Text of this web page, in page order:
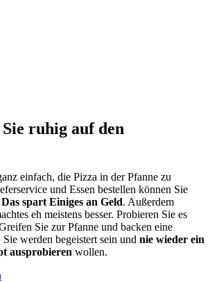
ruhig auf den
einfach, die Pizza in der Pfanne zu
und Essen bestellen können Sie
Das spart Einiges an Geld. Außerdem
eh meistens besser. Probieren Sie es
Sie zur Pfanne und backen eine
werden begeistert sein und nie wieder ein
ausprobieren wollen.